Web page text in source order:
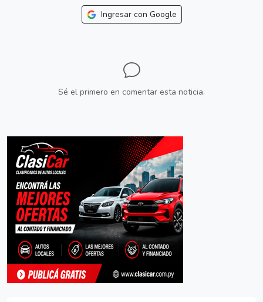
Ingresar con Google
Sé el primero en comentar esta noticia.